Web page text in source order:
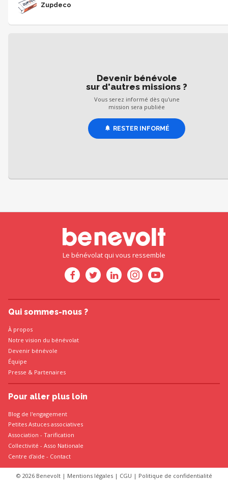
Zupdeco
Devenir bénévole
sur d'autres missions ?
Vous serez informé dès qu'une
mission sera publiée
RESTER INFORMÉ
Le bénévolat qui vous ressemble
Qui sommes-nous ?
À propos
Notre vision du bénévolat
Devenir bénévole
Équipe
Presse & Partenaires
Pour aller plus loin
Blog de l'engagement
Petites Astuces associatives
Association - Tarification
Collectivité - Asso Nationale
Centre d'aide - Contact
© 2026 Benevolt | Mentions légales| CGU | Politique de confidentialité